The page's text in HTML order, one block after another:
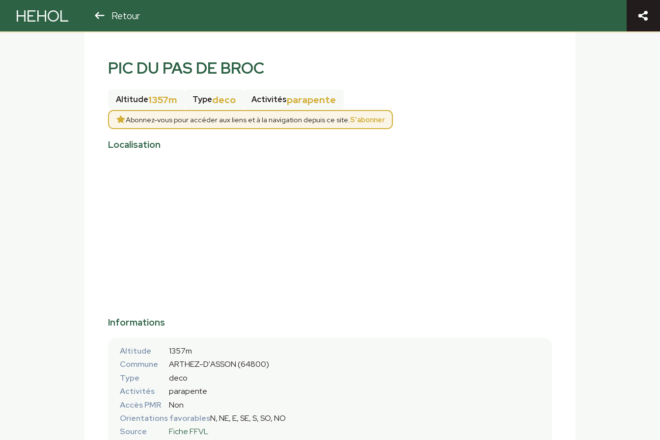
HEHOL Retour
PIC DU PAS DE BROC
Altitude1357m Typedeco Activitésparapente
Abonnez-vous pour accéder aux liens et à la navigation depuis ce site.S'abonner
Localisation
Informations
Altitude
1357m
Commune
ARTHEZ-D'ASSON (64800)
Type
deco
Activités
parapente
Accès PMR
Non
Orientations favorablesN, NE, E, SE, S, SO, NO
Source
Fiche FFVL